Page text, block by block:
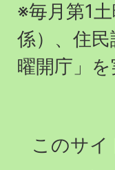
※毎月第1
係）、住
曜開庁」
このサイ